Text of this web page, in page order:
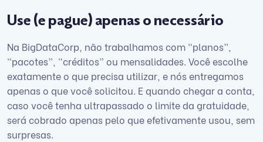
Use (e pague) apenas o necessário
Na BigDataCorp, não trabalhamos com “planos”,
“pacotes”, “créditos” ou mensalidades. Você escolhe
exatamente o que precisa utilizar, e nós entregamos
apenas o que você solicitou. E quando chegar a conta,
caso você tenha ultrapassado o limite da gratuidade,
será cobrado apenas pelo que efetivamente usou, sem
surpresas.